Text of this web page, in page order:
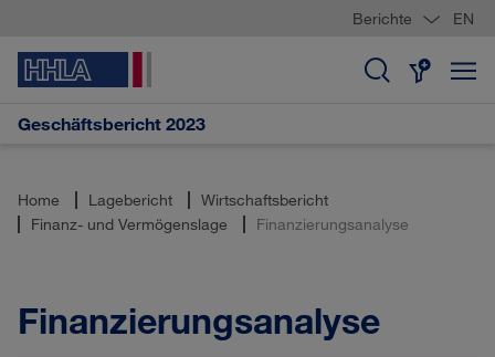
Berichte EN
Geschäftsbericht 2023
Home Lagebericht
Wirtschaftsbericht
Finanz- und Vermögenslage
Finanzierungsanalyse
Finanzierungsanalyse